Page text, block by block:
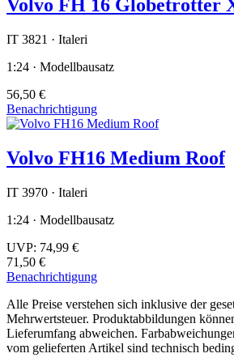
Volvo FH 16 Globetrotter
IT 3821 · Italeri
1:24 · Modellbausatz
56,50 €
Benachrichtigung
Volvo FH16 Medium Roof
IT 3970 · Italeri
1:24 · Modellbausatz
UVP: 74,99 €
71,50 €
Benachrichtigung
Alle Preise verstehen sich inklusive der
Mehrwertsteuer. Produktabbildungen
Lieferumfang abweichen.
vom gelieferten Artikel sind technisch